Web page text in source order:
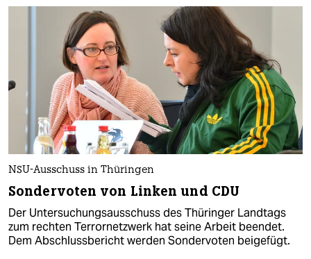
NSU-Ausschuss in Thüringen
Sondervoten von Linken und CDU
Der Untersuchungsausschuss des Thüringer Landtags
zum rechten Terrornetzwerk hat seine Arbeit beendet.
Dem Abschlussbericht werden Sondervoten beigefügt.